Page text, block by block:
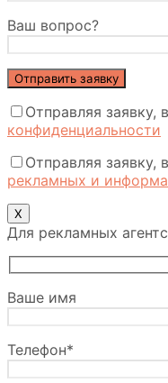
Ваш вопрос?
Отправляя заявку,
конфиденциальности
Отправляя заявку,
рекламных и
Х
Для рекламных
Ваше имя
Телефон*